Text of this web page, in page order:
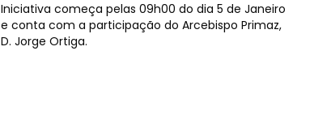
Iniciativa começa pelas 09h00 do dia 5 de Janeiro
e conta com a participação do Arcebispo Primaz,
D. Jorge Ortiga.